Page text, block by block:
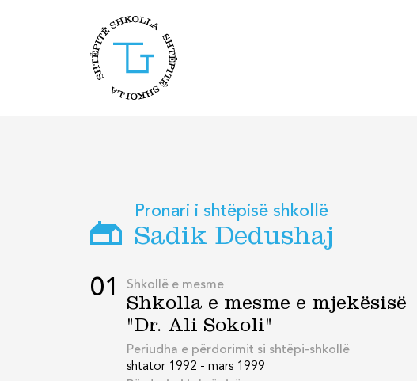
Pronari i shtëpisë shkollë
Sadik Dedushaj
01
Shkollë e mesme
Shkolla e mesme e mjekësisë
"Dr. Ali Sokoli"
Periudha e përdorimit si shtëpi-shkollë
shtator 1992 - mars 1999